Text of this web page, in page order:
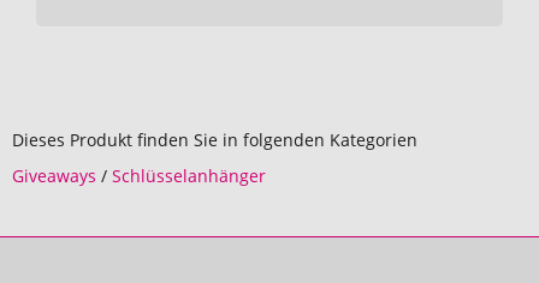
Dieses Produkt finden Sie in folgenden Kategorien
Giveaways / Schlüsselanhänger